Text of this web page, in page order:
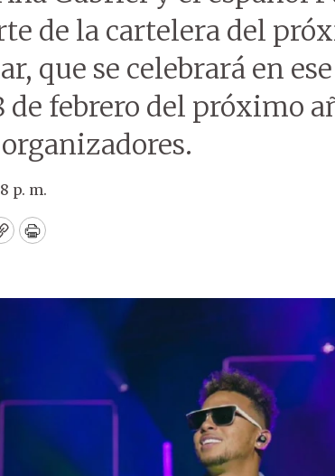
de la cartelera del
que se celebrará en
de febrero del próximo
p. m.
CopyPrint